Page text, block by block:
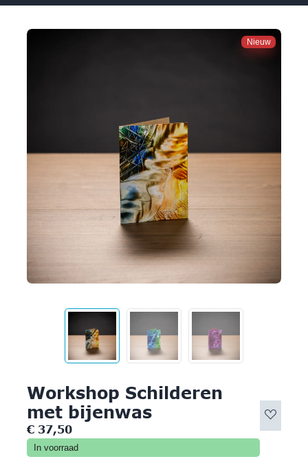
Nieuw
Workshop Schilderen
met bijenwas
€ 37,50
In voorraad